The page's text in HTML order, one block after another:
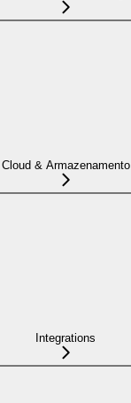
Cloud & Armazenamento
Integrations